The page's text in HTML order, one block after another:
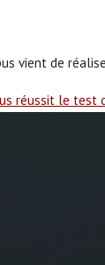
vient de
réussit le test